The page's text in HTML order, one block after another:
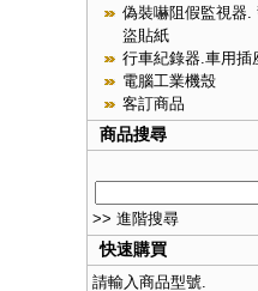
偽裝嚇阻假監視器.
盜貼紙
行車紀錄器.車用插
電腦工業機殼
客訂商品
商品搜尋
>> 進階搜尋
快速購買
請輸入商品型號.